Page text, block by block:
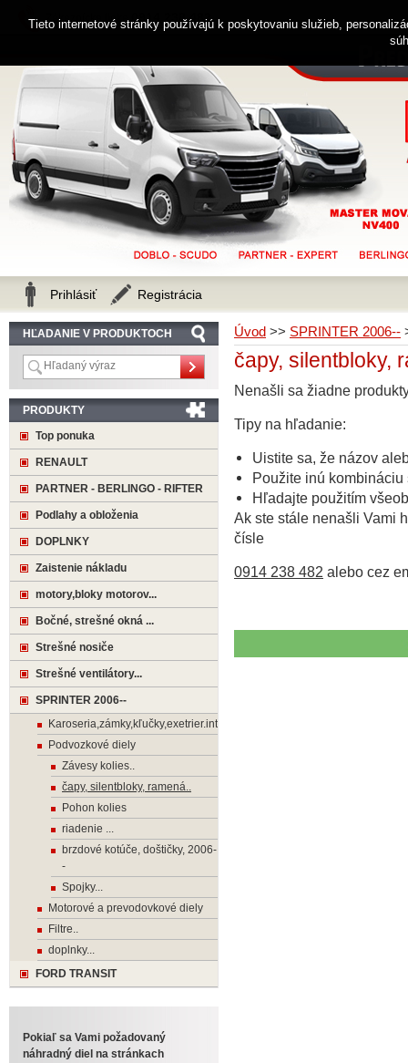
Úvod >> SPRINTER 2006--
čapy, silentbloky,
Nenašli sa žiadne
Tipy na hľadanie:
Uistite sa, že názov
Použite inú
Hľadajte použitím
Ak ste stále nenašli Vami
čísle
0914 238 482 alebo cez
HĽADANIE V PRODUKTOCH
PRODUKTY
Top ponuka
RENAULT
PARTNER - BERLINGO - RIFTER
Podlahy a obloženia
DOPLNKY
Zaistenie nákladu
motory,bloky motorov...
Bočné, strešné okná ...
Strešné nosiče
Strešné ventilátory...
SPRINTER 2006--
Karoseria,zámky,kľučky,exetrier.interier
Podvozkové diely
Závesy kolies..
čapy, silentbloky, ramená..
Pohon kolies
riadenie ...
brzdové kotúče, doštičky, 2006-
-
Spojky...
Motorové a prevodovkové diely
Filtre..
doplnky...
FORD TRANSIT
Pokiaľ sa Vami požadovaný
náhradný diel na stránkach
Zákaznícka linka 0914 238 482
Prihlásiť Registrácia
Tieto internetové stránky používajú k poskytovaniu služieb,